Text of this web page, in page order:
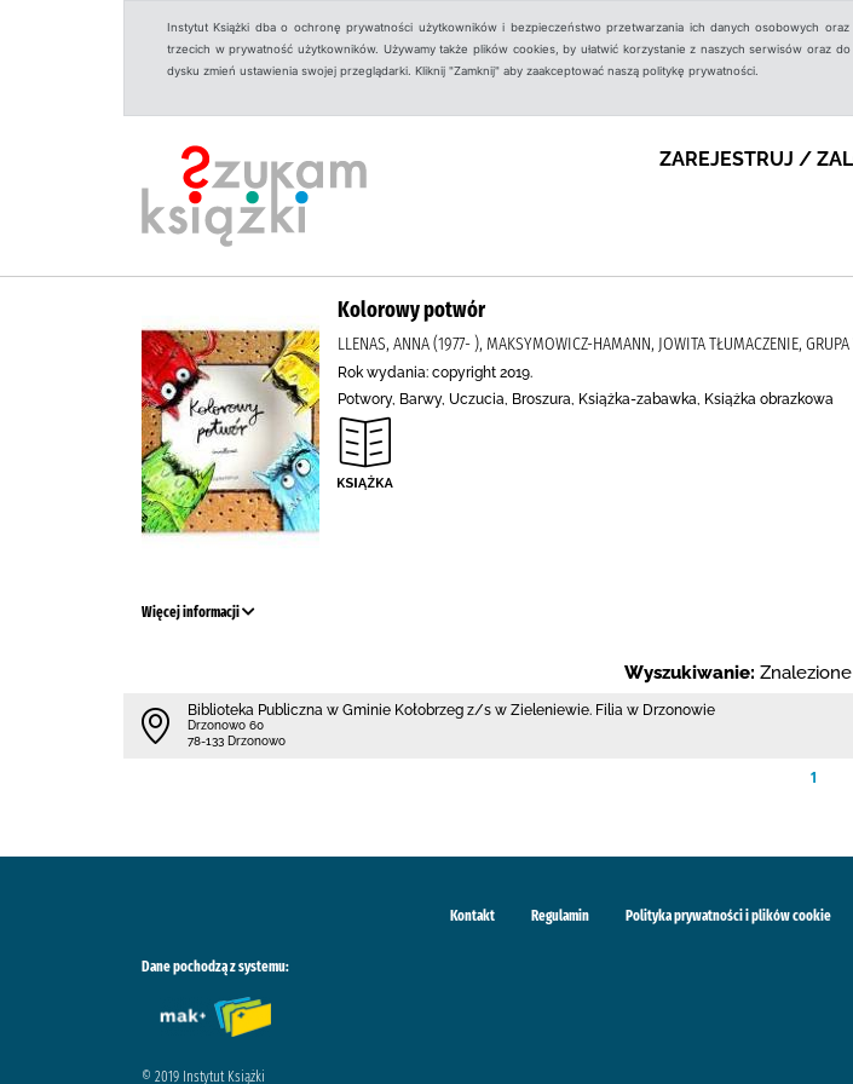
Instytut Książki dba o ochronę prywatności użytkowników i bezpieczeństwo przetwarzania ich danych osobowych
trzecich w prywatność użytkowników. Używamy także plików cookies, by ułatwić korzystanie z naszych serwisów oraz
dysku zmień ustawienia swojej przeglądarki. Kliknij "Zamknij" aby zaakceptować naszą politykę prywatności.
ZAREJESTRUJ /
Kolorowy potwór
LLENAS, ANNA (1977- ), MAKSYMOWICZ-HAMANN, JOWITA TŁUMACZENIE, GRUPA
Rok wydania: copyright 2019.
Potwory, Barwy, Uczucia, Broszura, Książka-zabawka, Książka obrazkowa
Więcej informacji
Wyszukiwanie:
Biblioteka Publiczna w Gminie Kołobrzeg z/s w Zieleniewie. Filia w Drzonowie
Drzonowo 60
78-133 Drzonowo
1
Kontakt Regulamin Polityka prywatności i plików cookie
Dane pochodzą z systemu:
© 2019 Instytut Książki